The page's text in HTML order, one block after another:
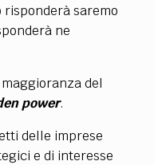
saremo
ne
del
power.
delle imprese
e di interesse